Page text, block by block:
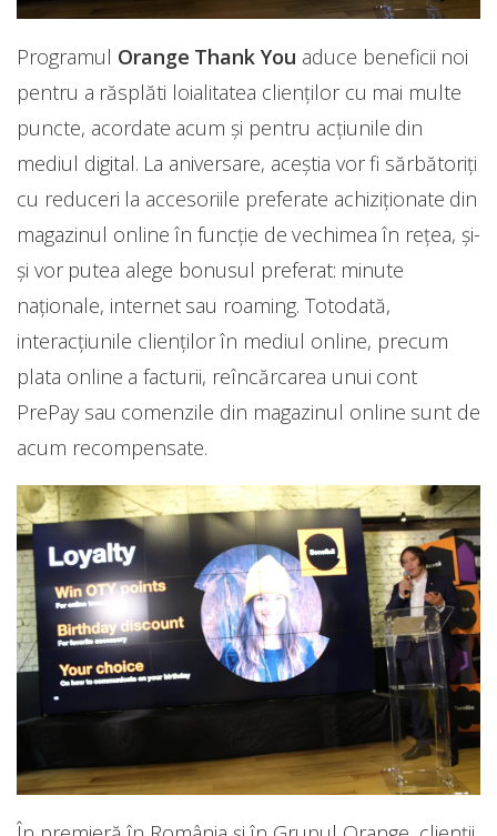
Programul Orange Thank You aduce beneficii noi
pentru a răsplăti loialitatea clienților cu mai multe
puncte, acordate acum şi pentru acţiunile din
mediul digital. La aniversare, aceştia vor fi sărbătoriți
cu reduceri la accesoriile preferate achiziţionate din
magazinul online în funcție de vechimea în rețea, și-
și vor putea alege bonusul preferat: minute
naționale, internet sau roaming. Totodată,
interacțiunile clienților în mediul online, precum
plata online a facturii, reîncărcarea unui cont
PrePay sau comenzile din magazinul online sunt de
acum recompensate.